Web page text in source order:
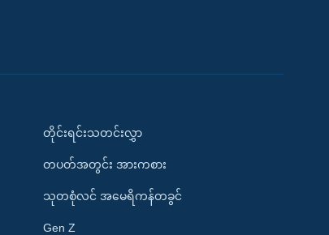
တိုင်းရင်းသတင်းလွှာ
တပတ်အတွင်း အားကစား
သုတစုံလင် အမေရိကန်တခွင်
Gen Z